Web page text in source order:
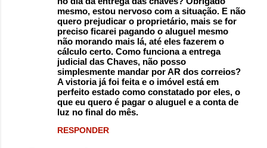
mesmo, estou nervoso com a situação. E não
quero prejudicar o proprietário, mais se for
preciso ficarei pagando o aluguel mesmo
não morando mais lá, até eles fazerem o
cálculo certo. Como funciona a entrega
judicial das Chaves, não posso
simplesmente mandar por AR dos correios?
A vistoria já foi feita e o imóvel está em
perfeito estado como constatado por eles, o
que eu quero é pagar o aluguel e a conta de
luz no final do mês.
RESPONDER